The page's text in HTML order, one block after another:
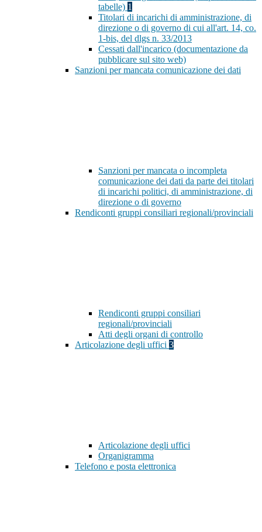
tabelle) 1
Titolari di incarichi di amministrazione, di
direzione o di governo di cui all'art. 14, co.
1-bis, del dlgs n. 33/2013
Cessati dall'incarico (documentazione da
pubblicare sul sito web)
Sanzioni per mancata comunicazione dei dati
Sanzioni per mancata o incompleta
comunicazione dei dati da parte dei titolari
di incarichi politici, di amministrazione, di
direzione o di governo
Rendiconti gruppi consiliari regionali/provinciali
Rendiconti gruppi consiliari
regionali/provinciali
Atti degli organi di controllo
Articolazione degli uffici 3
Articolazione degli uffici
Organigramma
Telefono e posta elettronica